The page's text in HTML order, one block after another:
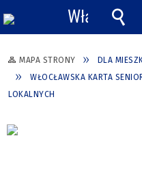
MAPA STRONY DLA
WŁOCŁAWSKA KARTA
LOKALNYCH
Włącz